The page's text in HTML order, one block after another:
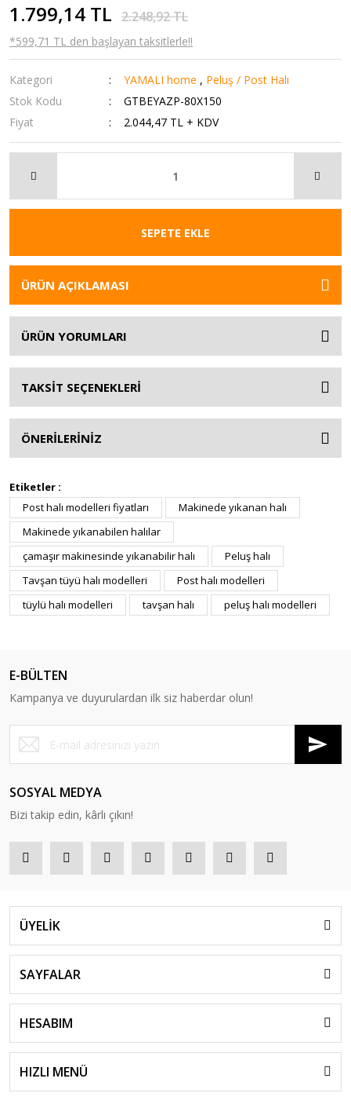
1.799,14 TL 2.248,92 TL
*599,71 TL den başlayan taksitlerle!!
Kategori YAMALI home , Peluş / Post Halı
Stok Kodu
GTBEYAZP-80X150
Fiyat
2.044,47 TL + KDV
SEPETE EKLE
ÜRÜN AÇIKLAMASI
ÜRÜN YORUMLARI
TAKSİT SEÇENEKLERİ
ÖNERİLERİNİZ
Etiketler :
Post halı modelleri fiyatları
Makinede yıkanan halı
Makinede yıkanabilen halılar
çamaşır makinesinde yıkanabilir halı
Peluş halı
Tavşan tüyü halı modelleri
Post halı modelleri
tüylü halı modelleri
tavşan halı peluş halı modelleri
E-BÜLTEN
Kampanya ve duyurulardan ilk siz haberdar olun!
SOSYAL MEDYA
Bizi takip edin, kârlı çıkın!
ÜYELİK
SAYFALAR
HESABIM
HIZLI MENÜ